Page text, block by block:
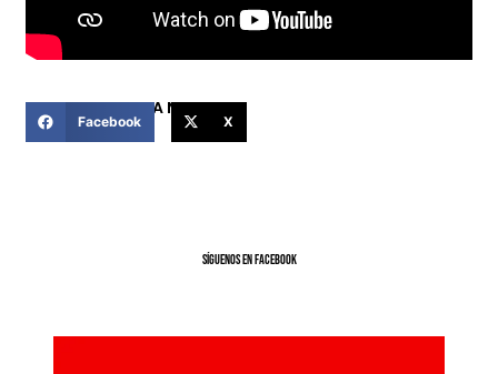
COMPARTIR ESTA NOTICIA
Facebook X
SíGUENOS EN FACEBOOK